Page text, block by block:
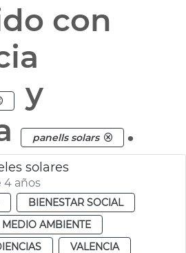
con
y
panells solars .
solares
4 años
BIENESTAR SOCIAL
MEDIO AMBIENTE
VALENCIA